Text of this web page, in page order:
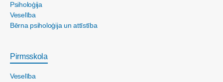
Psiholoģija
Veselība
Bērna psiholoģija un attīstība
Pirmsskola
Veselība